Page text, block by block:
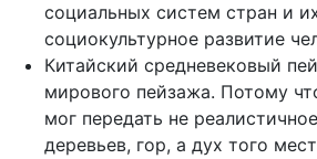
социальных систем стран и
социокультурное развитие
Китайский средневековый
мирового пейзажа. Потому
мог передать не
деревьев, гор, а дух того